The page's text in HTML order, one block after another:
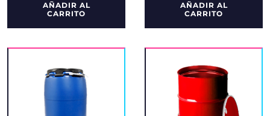
AÑADIR AL
CARRITO
AÑADIR AL
CARRITO